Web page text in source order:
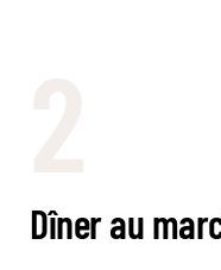
Dîner au